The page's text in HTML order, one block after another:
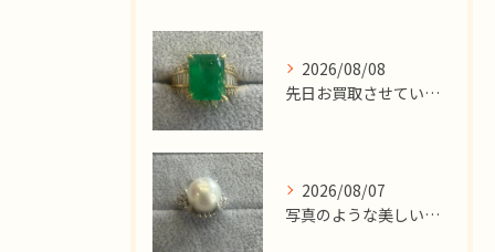
2026/08/08
先日お買取させていただいた
2026/08/07
写真のような美しい大粒のパールリングですが、